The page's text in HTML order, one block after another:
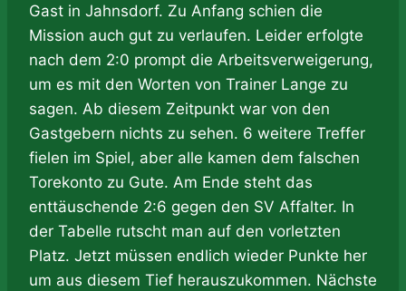
Gast in Jahnsdorf. Zu Anfang schien die
Mission auch gut zu verlaufen. Leider erfolgte
nach dem 2:0 prompt die Arbeitsverweigerung,
um es mit den Worten von Trainer Lange zu
sagen. Ab diesem Zeitpunkt war von den
Gastgebern nichts zu sehen. 6 weitere Treffer
fielen im Spiel, aber alle kamen dem falschen
Torekonto zu Gute. Am Ende steht das
enttäuschende 2:6 gegen den SV Affalter. In
der Tabelle rutscht man auf den vorletzten
Platz. Jetzt müssen endlich wieder Punkte her
um aus diesem Tief herauszukommen. Nächste